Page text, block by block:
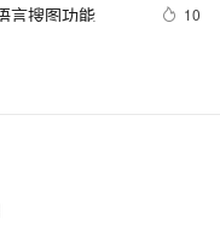
言搜图功能 10
总监《深度学
模型创新以及在